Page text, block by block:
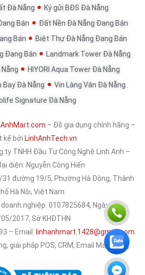
Đà Nẵng
Ký gửi BĐS Đà Nẵng
Bán
Đất Nền Đà Nẵng Đang Bán
Bán
Biệt Thự Đà Nẵng Đang Bán
Đang Bán
Landmark Tower Đà Nẵng
HIYORI Aqua Tower Đà Nẵng
Bay Đà Nẵng
Vin Làng Vân Đà Nẵng
Signature Đà Nẵng
– Đồ gia dụng chính hãng –
kế bởi LinhAnhTech.vn
ty TNHH Đầu Tư Công Nghệ Linh Anh –
diện: Nguyễn Công Hiến
31 đường 19/5, Phường Hà Đông, Thành
Hà Nội, Việt Nam
nghiệp: 0107825684, Ngày cấp:
2017, Sở KHĐTHN
– Email: linhanhmart.1428@gmail.com
giải pháp POS, CRM, Email Marketing